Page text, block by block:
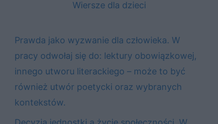
Wiersze dla dzieci
Prawda jako wyzwanie dla człowieka. W
pracy odwołaj się do: lektury obowiązkowej,
innego utworu literackiego – może to być
również utwór poetycki oraz wybranych
kontekstów.